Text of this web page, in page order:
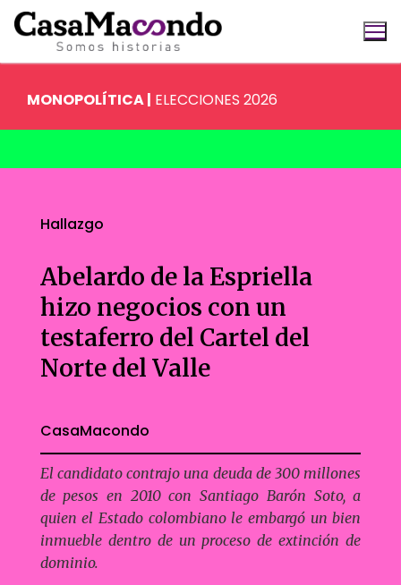
contenido
Buscar:
MONOPOLÍTICA | ELECCIONES 2026
Hallazgo
Abelardo de la Espriella
hizo negocios con un
testaferro del Cartel del
Norte del Valle
CasaMacondo
El candidato contrajo una deuda de 300 millones
de pesos en 2010 con Santiago Barón Soto, a
quien el Estado colombiano le embargó un bien
inmueble dentro de un proceso de extinción de
dominio.